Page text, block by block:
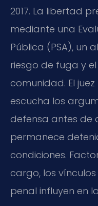
2017. La libertad
mediante una
Pública (PSA), un
riesgo de fuga y
comunidad. El
escucha los
defensa antes de
permanece
condiciones.
cargo, los
penal influyen en